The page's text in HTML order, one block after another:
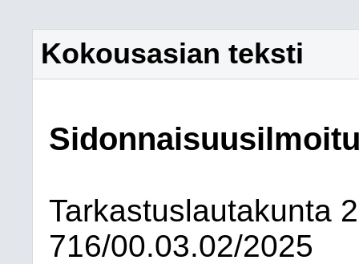
Kokousasian teksti
Tarkastuslautakunta
716/00.03.02/2025